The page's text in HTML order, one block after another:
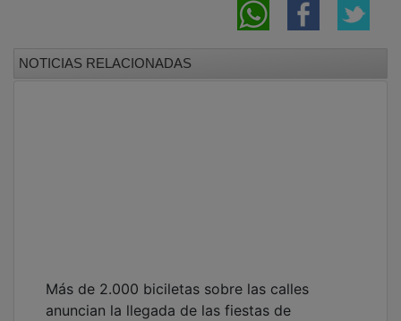
NOTICIAS RELACIONADAS
Más de 2.000 biciletas sobre las calles
anuncian la llegada de las fiestas de